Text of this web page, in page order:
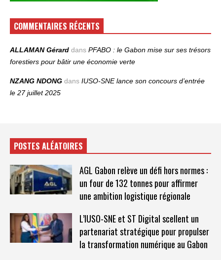
COMMENTAIRES RÉCENTS
ALLAMAN Gérard dans PFABO : le Gabon mise sur ses trésors
forestiers pour bâtir une économie verte
NZANG NDONG dans IUSO‑SNE lance son concours d’entrée
le 27 juillet 2025
POSTES ALÉATOIRES
AGL Gabon relève un défi hors normes :
un four de 132 tonnes pour affirmer
une ambition logistique régionale
L’IUSO-SNE et ST Digital scellent un
partenariat stratégique pour propulser
la transformation numérique au Gabon